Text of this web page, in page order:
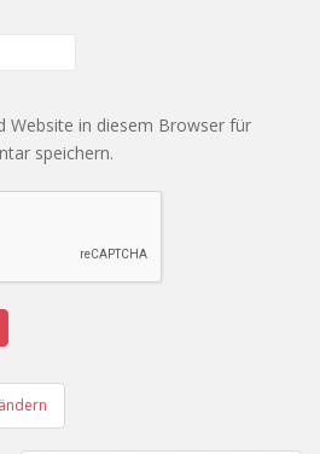
Website in diesem Browser für
speichern.